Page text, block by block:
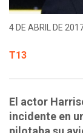
4 DE ABRIL DE
T13
El actor
incidente en